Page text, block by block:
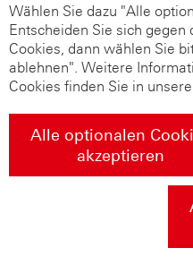
Wählen Sie dazu "Alle
Entscheiden Sie sich
Cookies, dann wählen Sie
ablehnen". Weitere
Cookies finden Sie in
Alle optionalen
akzeptieren